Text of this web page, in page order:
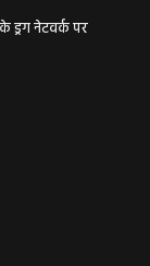
ड्रग नेटवर्क पर